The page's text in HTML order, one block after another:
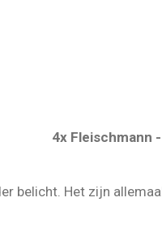
4x Fleischmann
belicht. Het zijn